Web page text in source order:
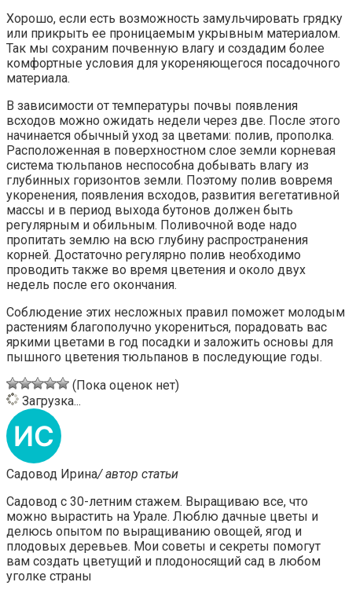
Хорошо, если есть возможность замульчировать грядку
или прикрыть ее проницаемым укрывным материалом.
Так мы сохраним почвенную влагу и создадим более
комфортные условия для укореняющегося посадочного
материала.
В зависимости от температуры почвы появления
всходов можно ожидать недели через две. После этого
начинается обычный уход за цветами: полив, прополка.
Расположенная в поверхностном слое земли корневая
система тюльпанов неспособна добывать влагу из
глубинных горизонтов земли. Поэтому полив вовремя
укоренения, появления всходов, развития вегетативной
массы и в период выхода бутонов должен быть
регулярным и обильным. Поливочной воде надо
пропитать землю на всю глубину распространения
корней. Достаточно регулярно полив необходимо
проводить также во время цветения и около двух
недель после его окончания.
Соблюдение этих несложных правил поможет молодым
растениям благополучно укорениться, порадовать вас
яркими цветами в год посадки и заложить основы для
пышного цветения тюльпанов в последующие годы.
(Пока оценок нет)
Загрузка...
Садовод Ирина/ автор статьи
Садовод с 30-летним стажем. Выращиваю все, что
можно вырастить на Урале. Люблю дачные цветы и
делюсь опытом по выращиванию овощей, ягод и
плодовых деревьев. Мои советы и секреты помогут
вам создать цветущий и плодоносящий сад в любом
уголке страны